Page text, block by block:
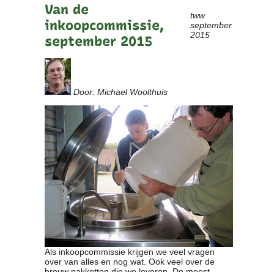
Van de
inkoopcommissie,
september 2015
tww
september
2015
Door: Michael Woolthuis
Als inkoopcommissie krijgen we veel vragen
over van alles en nog wat. Ook veel over de